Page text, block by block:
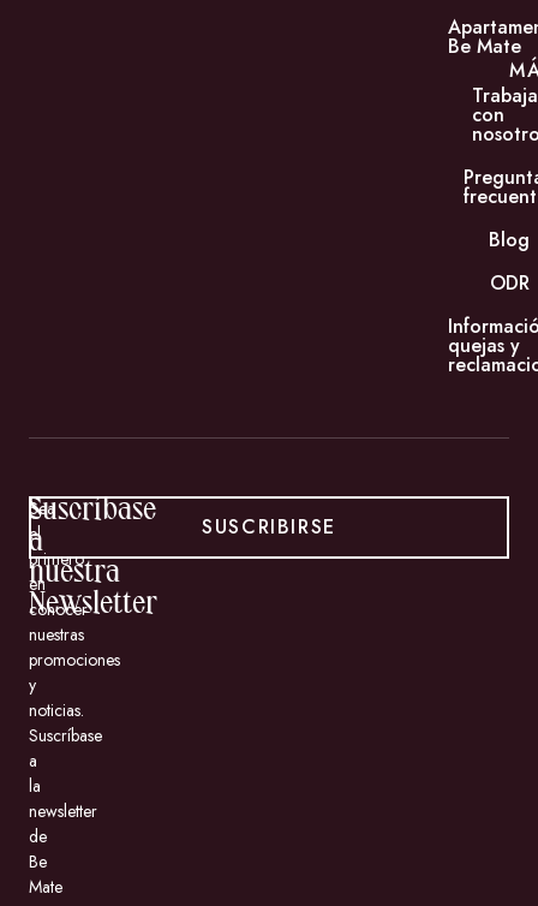
Be Mate
Trabaja
con
Blog
ODR
quejas y
Suscríbase
a
nuestra
Newsletter
Sea
el
primero
en
conocer
nuestras
promociones
y
noticias.
Suscríbase
a
la
newsletter
de
Be
Mate
SUSCRIBIRSE